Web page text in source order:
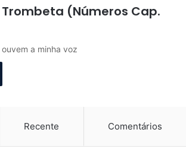
(Números Cap.
a minha voz
Recente Comentários